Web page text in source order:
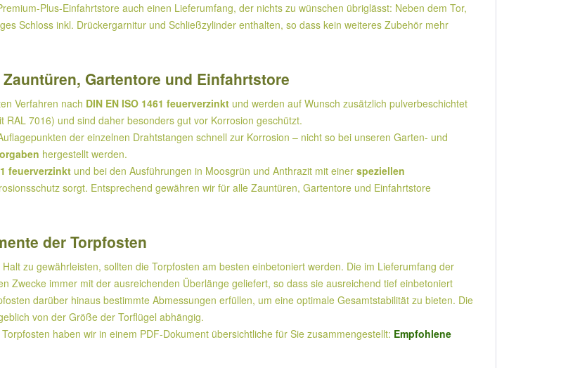
Plus-Einfahrtstore auch einen Lieferumfang, der nichts zu wünschen übriglässt: Neben dem Tor,
Schloss inkl. Drückergarnitur und Schließzylinder enthalten, so dass kein weiteres Zubehör mehr
Gartentore und Einfahrtstore
Verfahren nach DIN EN ISO 1461 feuerverzinkt und werden auf Wunsch zusätzlich pulverbeschichtet
7016) und sind daher besonders gut vor Korrosion geschützt.
der einzelnen Drahtstangen schnell zur Korrosion – nicht so bei unseren Garten- und
hergestellt werden.
feuerverzinkt und bei den Ausführungen in Moosgrün und Anthrazit mit einer speziellen
sorgt. Entsprechend gewähren wir für alle Zauntüren, Gartentore und Einfahrtstore
der Torpfosten
zu gewährleisten, sollten die Torpfosten am besten einbetoniert werden. Die im Lieferumfang der
Zwecke immer mit der ausreichenden Überlänge geliefert, so dass sie ausreichend tief einbetoniert
darüber hinaus bestimmte Abmessungen erfüllen, um eine optimale Gesamtstabilität zu bieten. Die
von der Größe der Torflügel abhängig.
haben wir in einem PDF-Dokument übersichtliche für Sie zusammengestellt: Empfohlene